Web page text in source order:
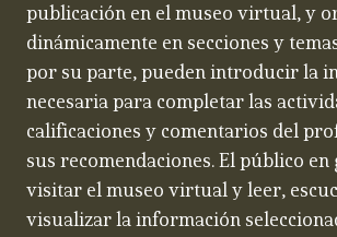
publicación en el museo virtual, y
dinámicamente en secciones y
por su parte, pueden introducir la
necesaria para completar las
calificaciones y comentarios del
sus recomendaciones. El público en
visitar el museo virtual y leer,
visualizar la información